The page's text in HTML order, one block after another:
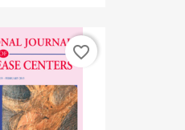
favorite_border